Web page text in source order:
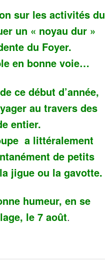
sur les activités du
un « noyau dur »
du Foyer.
en bonne voie…
ce début d’année,
au travers des
entier.
a littéralement
de petits
jigue ou la gavotte.
humeur, en se
le 7 août.